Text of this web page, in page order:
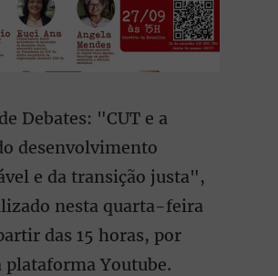
Debates: "CUT e a
desenvolvimento
e da transição justa",
nesta quarta-feira
das 15 horas, por
plataforma Youtube.